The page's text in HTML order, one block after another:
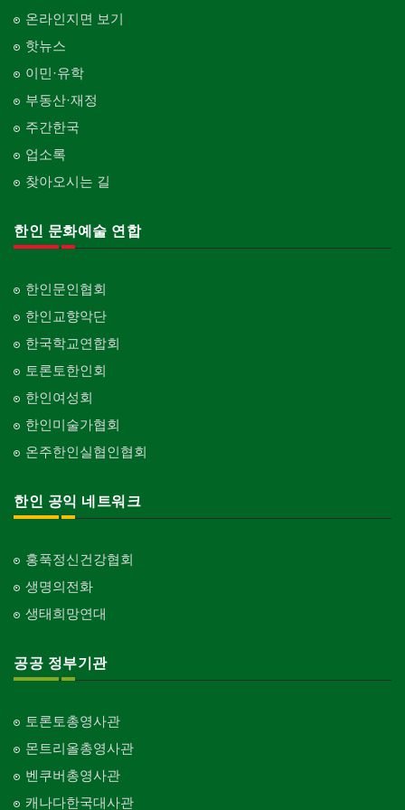
온라인지면 보기
핫뉴스
이민·유학
부동산·재정
주간한국
업소록
찾아오시는 길
한인 문화예술 연합
한인문인협회
한인교향악단
한국학교연합회
토론토한인회
한인여성회
한인미술가협회
온주한인실협인협회
한인 공익 네트워크
홍푹정신건강협회
생명의전화
생태희망연대
공공 정부기관
토론토총영사관
몬트리올총영사관
벤쿠버총영사관
캐나다한국대사관